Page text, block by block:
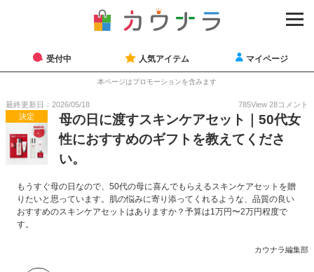
受付中 人気アイテム マイページ
本ページはプロモーションを含みます
最終更新日：2026/05/18 785View 28コメント
決定
母の日に渡すスキンケアセット｜50代女
性におすすめのギフトを教えてくださ
い。
もうすぐ母の日なので、50代の母に喜んでもらえるスキンケアセットを贈
りたいと思っています。肌の悩みに寄り添ってくれるような、品質の良い
おすすめのスキンケアセットはありますか？予算は1万円〜2万円程度で
す。
カウナラ編集部